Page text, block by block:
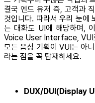
결국 엔드 유저 즉, 고객과
것입니다. 따라서 우리 눈에
는 대화도 UI에 해당하며,
Voice User Interface, VUI
모든 음성 기획이 VUI는 아
라는 점을 꼭 탑재하세요.
DUX/DUI(Display